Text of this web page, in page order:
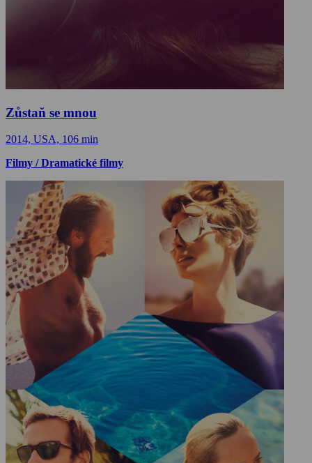
Zůstaň se mnou
2014, USA, 106 min
Filmy / Dramatické filmy